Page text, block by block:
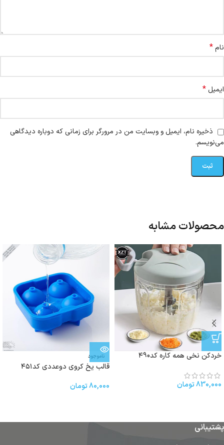
نام*
ایمیل *
ذخیره نام، ایمیل و وبسایت من در مرورگر برای زمانی که دوباره دیدگاهی
می‌نویسم.
محصولات مشابه
خردکن نخی همه کاره کد۴90
830,000تومان
ناموجود
قالب یخ كروى دوعددی کد۴۵۱
80,000تومان
پشتیبانی